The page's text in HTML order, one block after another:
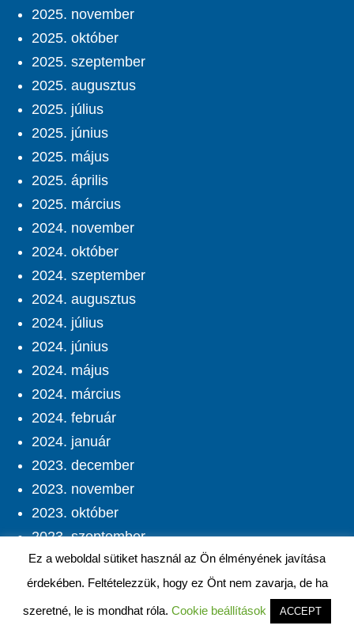
2025. november
2025. október
2025. szeptember
2025. augusztus
2025. július
2025. június
2025. május
2025. április
2025. március
2024. november
2024. október
2024. szeptember
2024. augusztus
2024. július
2024. június
2024. május
2024. március
2024. február
2024. január
2023. december
2023. november
2023. október
2023. szeptember
2023. augusztus
2023. július
2023. június
Ez a weboldal sütiket használ az Ön élményének javítása
érdekében. Feltételezzük, hogy ez Önt nem zavarja, de ha
szeretné, le is mondhat róla. Cookie beállítások ACCEPT